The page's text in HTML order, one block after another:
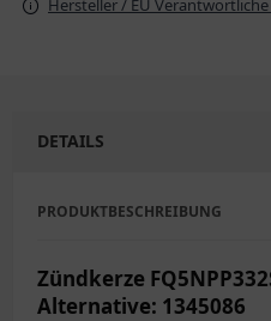
Hersteller / EU
DETAILS
PRODUKTBESCHREIBUNG
Zündkerze
Alternative: 1345086